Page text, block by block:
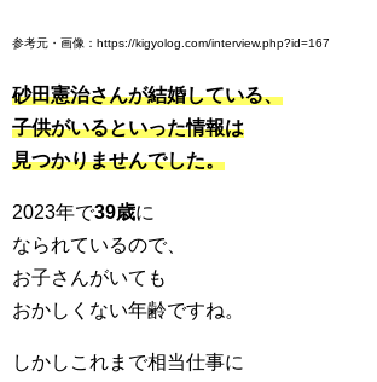
参考元・画像：https://kigyolog.com/interview.php?id=167
砂田憲治さんが結婚している、
子供がいるといった情報は
見つかりませんでした。
2023年で39歳に
なられているので、
お子さんがいても
おかしくない年齢ですね。
しかしこれまで相当仕事に